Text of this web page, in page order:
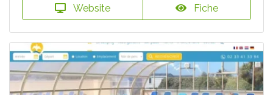
Website Fiche